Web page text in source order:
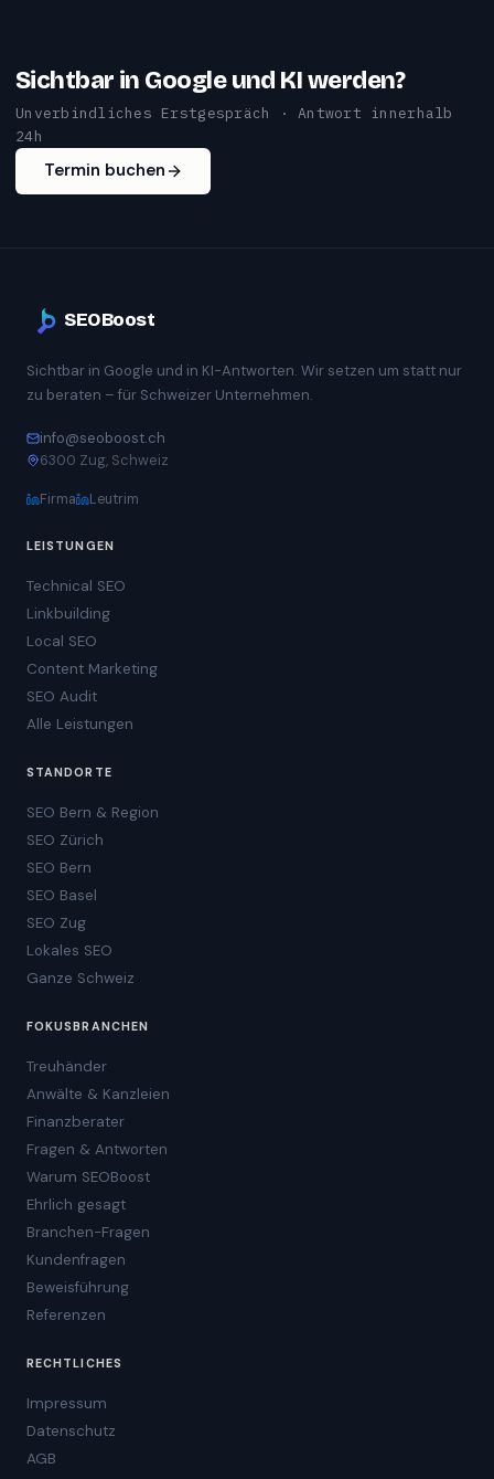
Sichtbar in Google und KI werden?
Unverbindliches Erstgespräch · Antwort innerhalb
24h
Termin buchen
SEOBoost
Sichtbar in Google und in KI-Antworten. Wir setzen um statt nur
zu beraten – für Schweizer Unternehmen.
info@seoboost.ch
6300 Zug, Schweiz
Firma Leutrim
LEISTUNGEN
Technical SEO
Linkbuilding
Local SEO
Content Marketing
SEO Audit
Alle Leistungen
STANDORTE
SEO Bern & Region
SEO Zürich
SEO Bern
SEO Basel
SEO Zug
Lokales SEO
Ganze Schweiz
FOKUSBRANCHEN
Treuhänder
Anwälte & Kanzleien
Finanzberater
Fragen & Antworten
Warum SEOBoost
Ehrlich gesagt
Branchen-Fragen
Kundenfragen
Beweisführung
Referenzen
RECHTLICHES
Impressum
Datenschutz
AGB